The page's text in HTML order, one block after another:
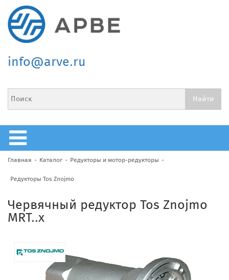
info@arve.ru
Главная Каталог Редукторы и мотор-редукторы
Редукторы Tos Znojmo
Червячный редуктор Tos Znojmo
MRT..x